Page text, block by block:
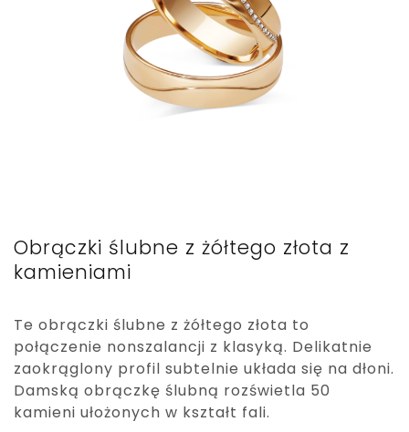
Obrączki ślubne z żółtego złota z
kamieniami
Te obrączki ślubne z żółtego złota to
połączenie nonszalancji z klasyką. Delikatnie
zaokrąglony profil subtelnie układa się na dłoni.
Damską obrączkę ślubną rozświetla 50
kamieni ułożonych w kształt fali.